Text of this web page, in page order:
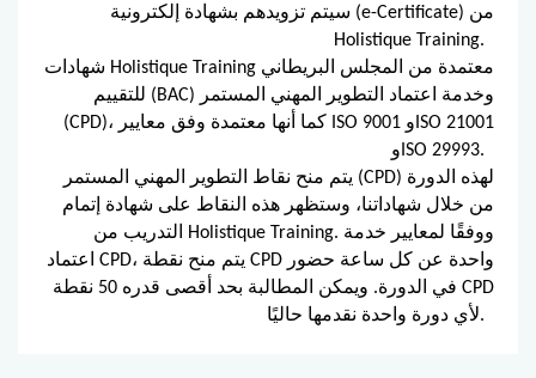
سيتم تزويدهم بشهادة إلكترونية (e-Certificate) من
Holistique Training.
شهادات Holistique Training معتمدة من المجلس البريطاني
للتقييم (BAC) وخدمة اعتماد التطوير المهني المستمر
(CPD)، كما أنها معتمدة وفق معايير ISO 9001 وISO 21001
وISO 29993.
يتم منح نقاط التطوير المهني المستمر (CPD) لهذه الدورة
من خلال شهاداتنا، وستظهر هذه النقاط على شهادة إتمام
التدريب من Holistique Training. ووفقًا لمعايير خدمة
اعتماد CPD، يتم منح نقطة CPD واحدة عن كل ساعة حضور
في الدورة. ويمكن المطالبة بحد أقصى قدره 50 نقطة CPD
لأي دورة واحدة نقدمها حاليًا.